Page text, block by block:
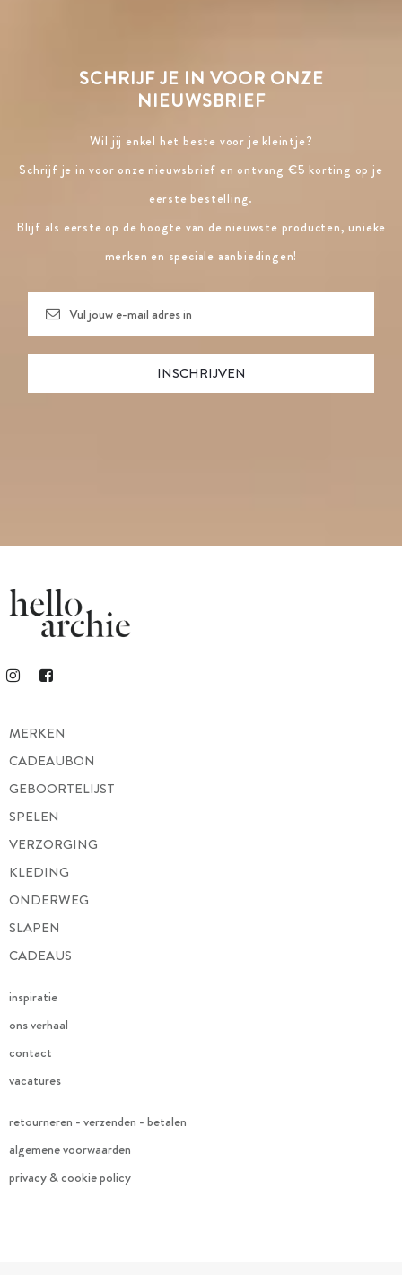
SCHRIJF JE IN VOOR ONZE
NIEUWSBRIEF
Wil jij enkel het beste voor je kleintje?
Schrijf je in voor onze nieuwsbrief en ontvang €5 korting op je
eerste bestelling.
Blijf als eerste op de hoogte van de nieuwste producten, unieke
merken en speciale aanbiedingen!
MERKEN
CADEAUBON
GEBOORTELIJST
SPELEN
VERZORGING
KLEDING
ONDERWEG
SLAPEN
CADEAUS
inspiratie
ons verhaal
contact
vacatures
retourneren - verzenden - betalen
algemene voorwaarden
privacy & cookie policy